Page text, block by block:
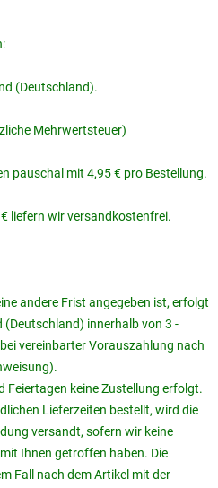
(Deutschland).
Mehrwertsteuer)
pauschal mit 4,95 € pro Bestellung.
liefern wir versandkostenfrei.
andere Frist angegeben ist, erfolgt
(Deutschland) innerhalb von 3 -
vereinbarter Vorauszahlung nach
Feiertagen keine Zustellung erfolgt.
Lieferzeiten bestellt, wird die
versandt, sofern wir keine
Ihnen getroffen haben. Die
Fall nach dem Artikel mit der